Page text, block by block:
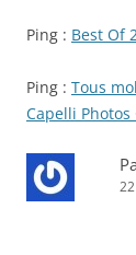
Ping : Best Of
Ping : Tous
Capelli